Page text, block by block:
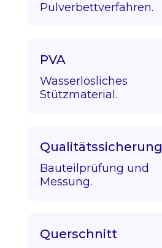
Pulverbettverfahren.
PVA
Wasserlösliches
Stützmaterial.
Qualitätssicherung
Bauteilprüfung und
Messung.
Querschnitt